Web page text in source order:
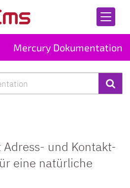
Mercury Dokumentation
Adress- und Kontakt-
eine natürliche